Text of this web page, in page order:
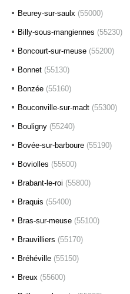
Beurey-sur-saulx (55000)
Billy-sous-mangiennes (55230)
Boncourt-sur-meuse (55200)
Bonnet (55130)
Bonzée (55160)
Bouconville-sur-madt (55300)
Bouligny (55240)
Bovée-sur-barboure (55190)
Boviolles (55500)
Brabant-le-roi (55800)
Braquis (55400)
Bras-sur-meuse (55100)
Brauvilliers (55170)
Bréhéville (55150)
Breux (55600)